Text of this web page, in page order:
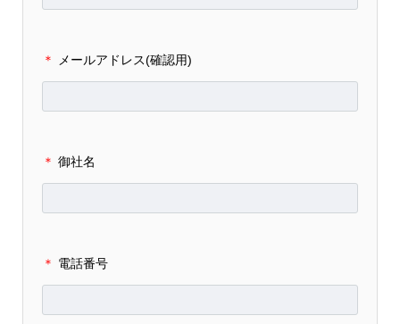
＊ メールアドレス(確認用)
＊ 御社名
＊ 電話番号